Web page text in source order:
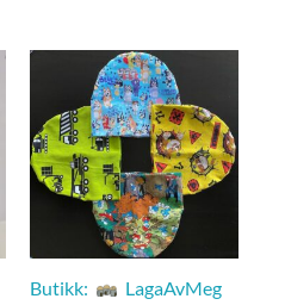
Butikk: LagaAvMeg